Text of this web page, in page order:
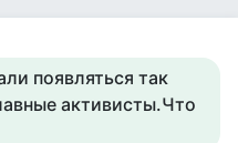
появляться так
активисты.Что